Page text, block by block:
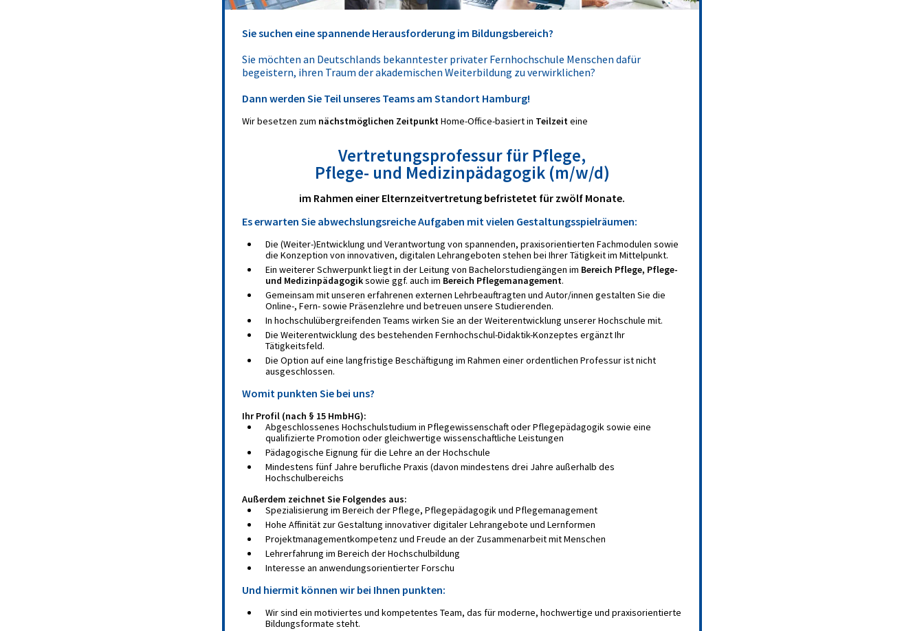
Sie suchen eine spannende Herausforderung im Bildungsbereich?
Sie möchten an Deutschlands bekanntester privater Fernhochschule Menschen dafür
begeistern, ihren Traum der akademischen Weiterbildung zu verwirklichen?
Dann werden Sie Teil unseres Teams am Standort Hamburg!
Wir besetzen zum nächstmöglichen ZeitpunktHome-Office-basiert in Teilzeiteine
Vertretungsprofessur für Pflege,
Pflege- und Medizinpädagogik (m/w/d)
im Rahmen einer Elternzeitvertretung befristetet für zwölf Monate.
Es erwarten Sie abwechslungsreiche Aufgaben mit vielen Gestaltungsspielräumen:
Die (Weiter-)Entwicklung und Verantwortung von spannenden, praxisorientierten Fachmodulen sowie
die Konzeption von innovativen, digitalen Lehrangeboten stehen bei Ihrer Tätigkeit im Mittelpunkt.
Ein weiterer Schwerpunkt liegt in der Leitung von Bachelorstudiengängen im Bereich Pflege, Pflege-
und Medizinpädagogiksowie ggf. auch im Bereich Pflegemanagement.
Gemeinsam mit unseren erfahrenen externen Lehrbeauftragten und Autor/innen gestalten Sie die
Online-, Fern- sowie Präsenzlehre und betreuen unsere Studierenden.
In hochschulübergreifenden Teams wirken Sie an der Weiterentwicklung unserer Hochschule mit.
Die Weiterentwicklung des bestehenden Fernhochschul-Didaktik-Konzeptes ergänzt Ihr
Tätigkeitsfeld.
Die Option auf eine langfristige Beschäftigung im Rahmen einer ordentlichen Professur ist nicht
ausgeschlossen.
Womit punkten Sie bei uns?
Ihr Profil (nach § 15 HmbHG):
Abgeschlossenes Hochschulstudium in Pflegewissenschaft oder Pflegepädagogik sowie eine
qualifizierte Promotion oder gleichwertige wissenschaftliche Leistungen
Pädagogische Eignung für die Lehre an der Hochschule
Mindestens fünf Jahre berufliche Praxis (davon mindestens drei Jahre außerhalb des
Hochschulbereichs
Außerdem zeichnet Sie Folgendes aus:
Spezialisierung im Bereich der Pflege, Pflegepädagogik und Pflegemanagement
Hohe Affinität zur Gestaltung innovativer digitaler Lehrangebote und Lernformen
Projektmanagementkompetenz und Freude an der Zusammenarbeit mit Menschen
Lehrerfahrung im Bereich der Hochschulbildung
Interesse an anwendungsorientierter Forschu
Und hiermit können wir bei Ihnen punkten:
Wir sind ein motiviertes und kompetentes Team, das für moderne, hochwertige und praxisorientierte
Bildungsformate steht.